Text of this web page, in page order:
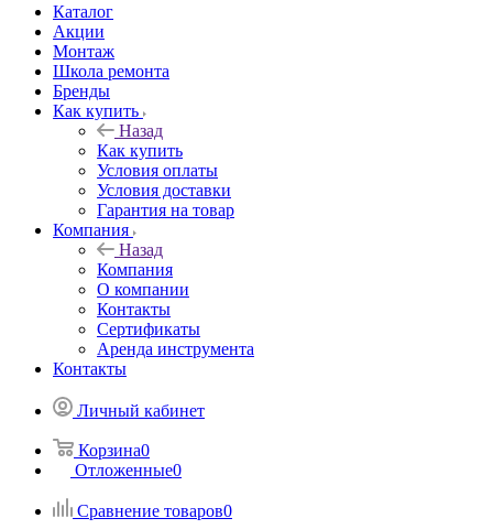
Каталог
Акции
Монтаж
Школа ремонта
Бренды
Как купить
Назад
Как купить
Условия оплаты
Условия доставки
Гарантия на товар
Компания
Назад
Компания
О компании
Контакты
Сертификаты
Аренда инструмента
Контакты
Личный кабинет
Корзина0
Отложенные0
Сравнение товаров0